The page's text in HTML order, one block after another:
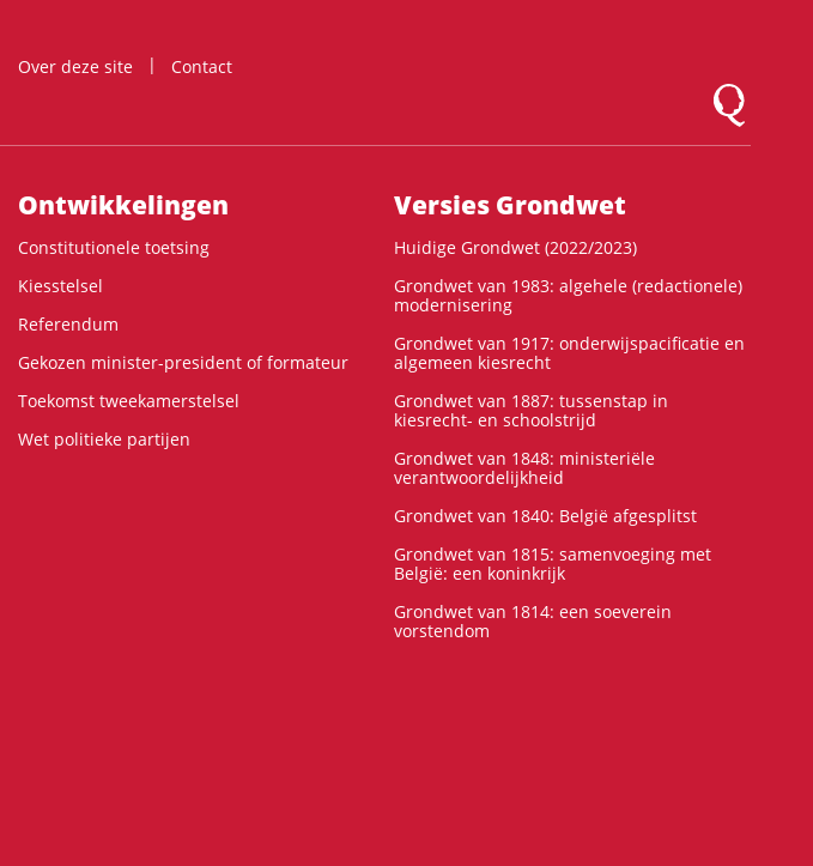
Over deze site
Contact
Logo
Ontwikke­lingen
Constitutionele toetsing
Kiesstelsel
Referendum
Gekozen minister-president of formateur
Toekomst tweekamerstelsel
Wet politieke partijen
Versies Grondwet
Huidige Grondwet (2022/2023)
Grondwet van 1983: algehele (redactionele)
modernisering
Grondwet van 1917: onderwijspacificatie en
algemeen kiesrecht
Grondwet van 1887: tussenstap in
kiesrecht- en schoolstrijd
Grondwet van 1848: ministeriële
verantwoordelijkheid
Grondwet van 1840: België afgesplitst
Grondwet van 1815: samenvoeging met
België: een koninkrijk
Grondwet van 1814: een soeverein
vorstendom